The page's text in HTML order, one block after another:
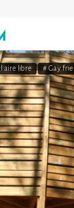
aire libre # Gay